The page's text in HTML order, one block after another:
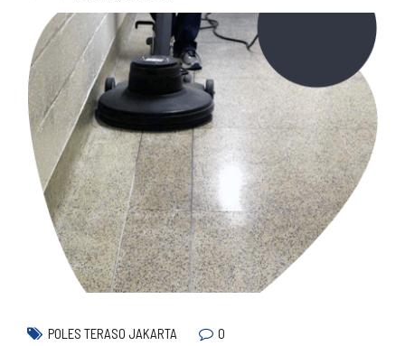
POLES TERASO JAKARTA 0